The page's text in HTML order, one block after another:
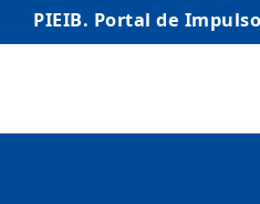
PIEIB. Portal de
INICIO